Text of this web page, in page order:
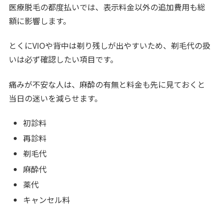
医療脱毛の都度払いでは、表示料金以外の追加費用も総
額に影響します。
とくにVIOや背中は剃り残しが出やすいため、剃毛代の扱
いは必ず確認したい項目です。
痛みが不安な人は、麻酔の有無と料金も先に見ておくと
当日の迷いを減らせます。
初診料
再診料
剃毛代
麻酔代
薬代
キャンセル料